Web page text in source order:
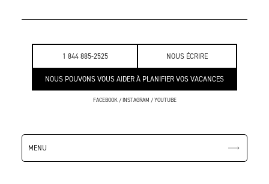
1 844 885-2525 NOUS ÉCRIRE
NOUS POUVONS VOUS AIDER À PLANIFIER VOS VACANCES
FACEBOOK/ INSTAGRAM /YOUTUBE
MENU